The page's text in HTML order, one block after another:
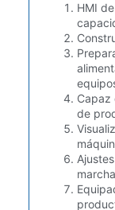
HMI
Capaz
de
marcha